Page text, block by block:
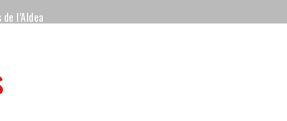
l’Aldea
de la Monumental de Barcelona y padre de los toreros Enrique y